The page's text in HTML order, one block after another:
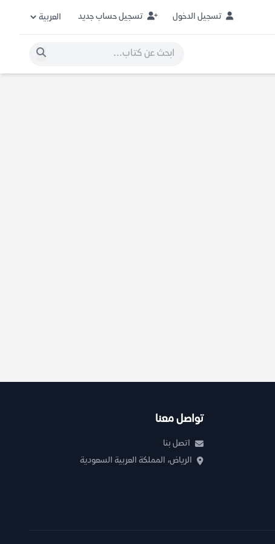
تسجيل الدخول تسجيل حساب جديد
تواصل معنا
اتصل بنا
الرياض، المملكة العربية السعودية